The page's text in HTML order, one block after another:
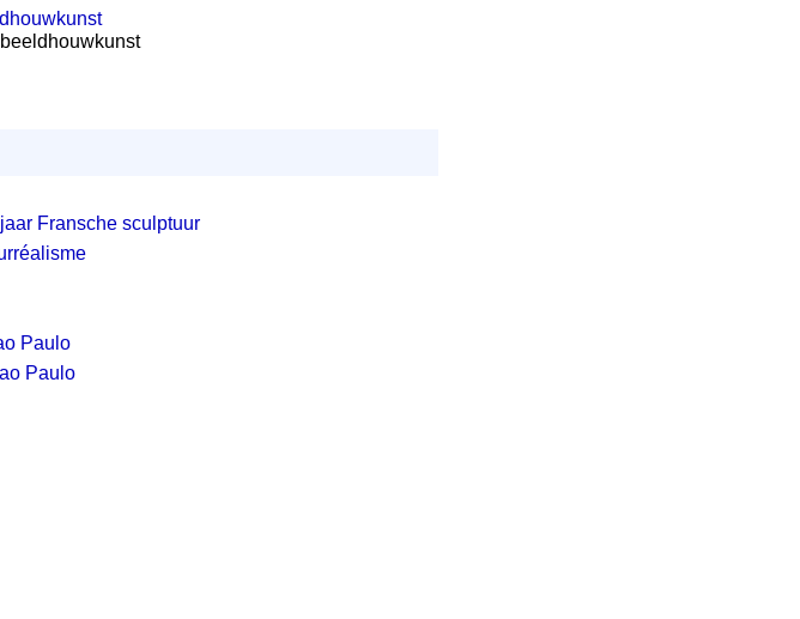
Fransche sculptuur
Paulo
Paulo